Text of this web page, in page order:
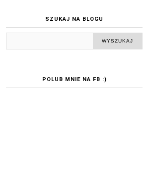
SZUKAJ NA BLOGU
POLUB MNIE NA FB :)